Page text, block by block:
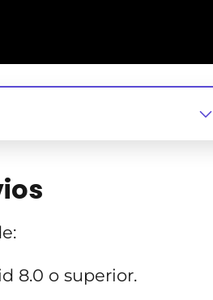
8.0 o superior.